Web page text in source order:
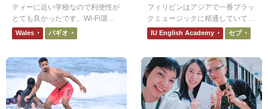
ティーに近い学校なので利便性が
とても良かったです。Wi-Fi環境
や食事もおいしくて不便なところ
なかったです。悪かったところ
ど、肉料理が油っぽいのと、スー
プがたまにソルティなことです。
Wales バギオ
フィリピンはアジアで一番ブラッ
クミュージックに精通していて、
国民のボーカルレベルがアジアト
ップクラスだからです。LAでの
として最適な環境だと思いまし
た。
IU English Academy セブ